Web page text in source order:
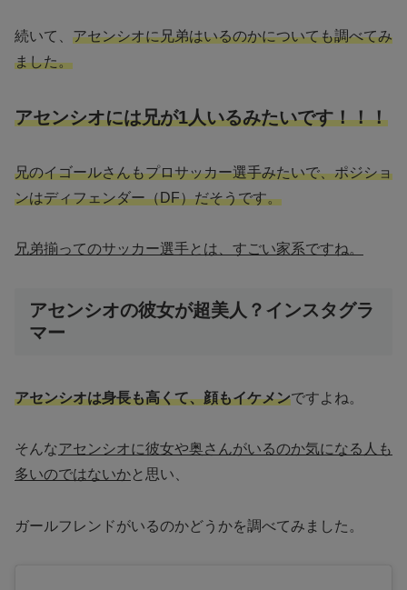
続いて、 アセンシオに兄弟はいるのかについても調べてみ
ました。
アセンシオには兄が1人いるみたいです！！！
兄のイゴールさんもプロサッカー選手みたいで、ポジショ
ンはディフェンダー（DF）だそうです。
兄弟揃ってのサッカー選手とは、すごい家系ですね。
アセンシオの彼女が超美人？インスタグラ
マー
アセンシオは身長も高くて、顔もイケメンですよね。
そんなアセンシオに彼女や奥さんがいるのか気になる人も
多いのではないかと思い、
ガールフレンドがいるのかどうかを調べてみました。